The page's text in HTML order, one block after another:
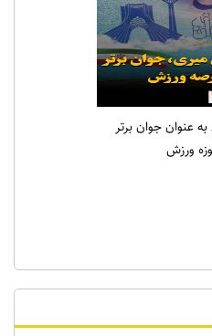
عنوان جوان برتر
ورزش